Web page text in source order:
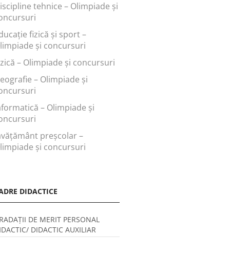
tehnice – Olimpiade și
fizică şi sport –
și concursuri
– Olimpiade și concursuri
– Olimpiade și
– Olimpiade și
preşcolar –
și concursuri
DIDACTICE
DE MERIT PERSONAL
DIDACTIC AUXILIAR